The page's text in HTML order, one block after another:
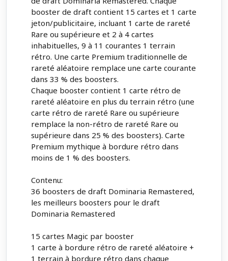
booster de draft contient 15 cartes et 1 carte
jeton/publicitaire, incluant 1 carte de rareté
Rare ou supérieure et 2 à 4 cartes
inhabituelles, 9 à 11 courantes 1 terrain
rétro. Une carte Premium traditionnelle de
rareté aléatoire remplace une carte courante
dans 33 % des boosters.
Chaque booster contient 1 carte rétro de
rareté aléatoire en plus du terrain rétro (une
carte rétro de rareté Rare ou supérieure
remplace la non-rétro de rareté Rare ou
supérieure dans 25 % des boosters). Carte
Premium mythique à bordure rétro dans
moins de 1 % des boosters.
Contenu:
36 boosters de draft Dominaria Remastered,
les meilleurs boosters pour le draft
Dominaria Remastered
15 cartes Magic par booster
1 carte à bordure rétro de rareté aléatoire +
1 terrain à bordure rétro dans chaque